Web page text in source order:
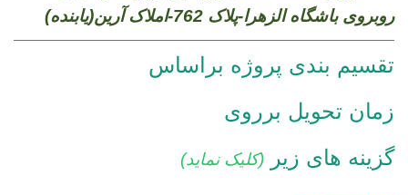
روبروی باشگاه الزهرا-پلاک 762-املاک آرین(یابنده)
تقسیم بندی پروژه براساس
زمان تحویل بر روی
گزینه های زیر (کلیک نماید)